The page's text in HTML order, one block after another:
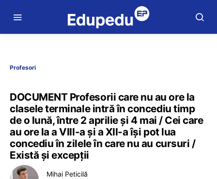
Profesori
DOCUMENT Profesorii care nu au ore la
clasele terminale intră în concediu timp
de o lună, între 2 aprilie și 4 mai / Cei care
au ore la a VIII-a și a XII-a își pot lua
concediu în zilele în care nu au cursuri /
Există și excepții
Mihai Peticilă